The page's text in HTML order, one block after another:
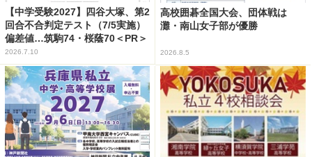
【中学受験2027】四谷大塚、第2
回合不合判定テスト（7/5実施）
偏差値…筑駒74・桜蔭70＜PR＞
2026.7.10
高校囲碁全国大会、団体戦は
灘・南山女子部が優勝
2026.8.5